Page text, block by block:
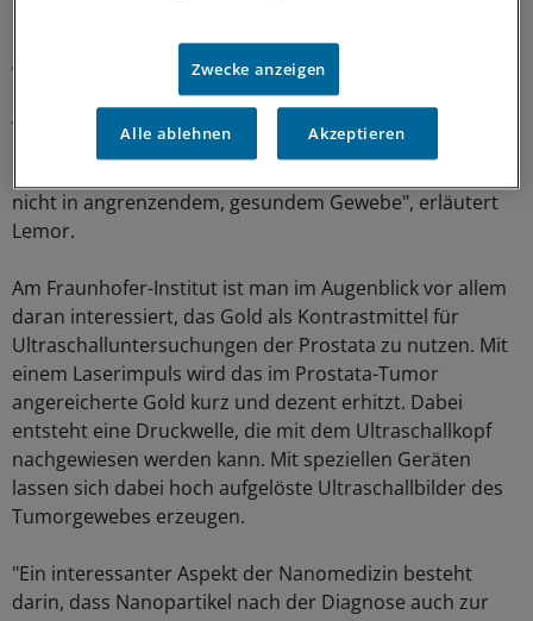
geförderten Projekt "Adonis" die winzigen Goldmoleküle
an Antikörper, die gegen das Prostata-spezifische
Antigen (PSA) gerichtet sind. "Das ist eine wichtige
Struktur beim Prostatakrebs. Das Gold reichert sich
nicht in angrenzendem, gesundem Gewebe", erläutert
Lemor.
Am Fraunhofer-Institut ist man im Augenblick vor allem
daran interessiert, das Gold als Kontrastmittel für
Ultraschalluntersuchungen der Prostata zu nutzen. Mit
einem Laserimpuls wird das im Prostata-Tumor
angereicherte Gold kurz und dezent erhitzt. Dabei
entsteht eine Druckwelle, die mit dem Ultraschallkopf
nachgewiesen werden kann. Mit speziellen Geräten
lassen sich dabei hoch aufgelöste Ultraschallbilder des
Tumorgewebes erzeugen.
"Ein interessanter Aspekt der Nanomedizin besteht
darin, dass Nanopartikel nach der Diagnose auch zur
Zwecke anzeigen
Alle ablehnen Akzeptieren